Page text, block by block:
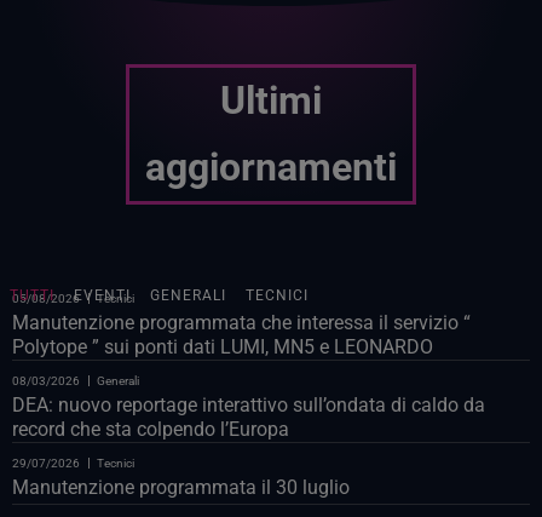
Ultimi
aggiornamenti
EVENTI GENERALI TECNICI
TUTTI
05/08/2026 Tecnici
Manutenzione programmata che interessa il servizio “
Polytope ” sui ponti dati LUMI, MN5 e LEONARDO
08/03/2026 Generali
DEA: nuovo reportage interattivo sull’ondata di caldo da
record che sta colpendo l’Europa
29/07/2026 Tecnici
Manutenzione programmata il 30 luglio